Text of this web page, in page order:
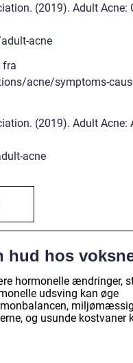
(2019). Adult Acne:
acne
fra
acne/symptoms-
(2019). Adult Acne:
acne
hud hos
hormonelle ændringer,
udsving kan øge
og usunde kostvaner